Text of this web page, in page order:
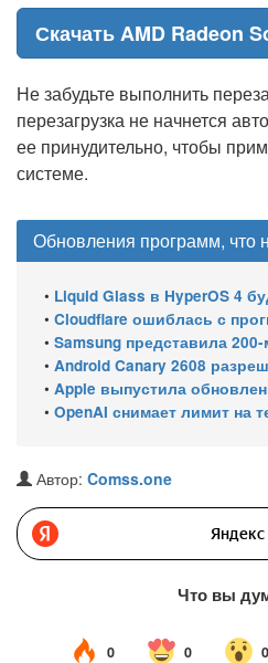
Скачать AMD Radeon
Не забудьте выполнить
перезагрузка не начнется
ее принудительно, чтобы
системе.
Обновления программ, что
• Liquid Glass в HyperOS 4 будет доступен
• Cloudflare ошиблась с прогнозом
• Samsung представила 200-
• Android Canary 2608 разрешил
• Apple выпустила обновления macOS Tahoe 26.6.1, Sequoia 15.7.9 и
• OpenAI снимает лимит на
Автор: Comss.one